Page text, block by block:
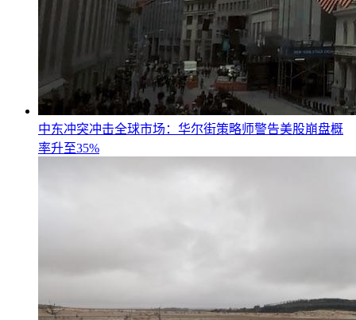
中东冲突冲击全球市场：华尔街策略师警告美股崩盘概
率升至35%